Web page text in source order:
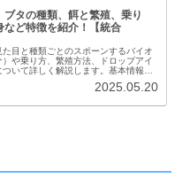
ブタの種類、餌と繁殖、乗り
など特徴を紹介！【統合
た目と種類ごとのスポーンするバイオ
）や乗り方、繁殖方法、ドロップアイ
いて詳しく解説します。基本情報ブ
ガイモ、ビートルートAI友...2025.05.20